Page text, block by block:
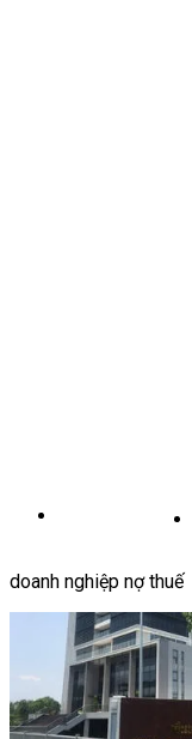
doanh nghiệp nợ thuế